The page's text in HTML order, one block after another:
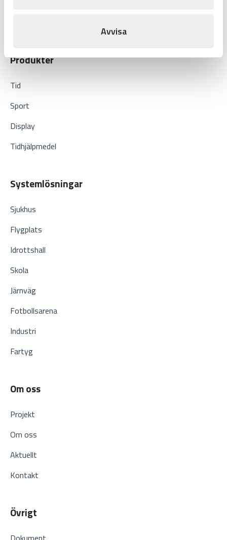
Avvisa
Produkter
Tid
Sport
Display
Tidhjälpmedel
Systemlösningar
Sjukhus
Flygplats
Idrottshall
Skola
Järnväg
Fotbollsarena
Industri
Fartyg
Om oss
Projekt
Om oss
Aktuellt
Kontakt
Övrigt